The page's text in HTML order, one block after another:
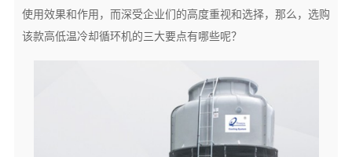
使用效果和作用，而深受企业们的高度重视和选择，那么，选购
该款高低温冷却循环机的三大要点有哪些呢？